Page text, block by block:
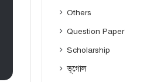
Others
Question Paper
Scholarship
ভূগোল